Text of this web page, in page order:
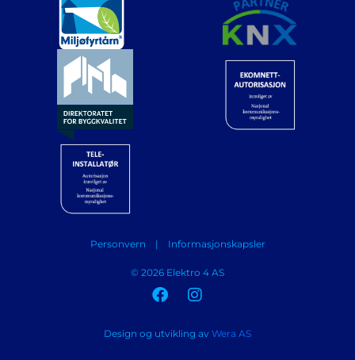
Personvern | Informasjonskapsler
© ​2026 Elektro 4 AS
Design og utvikling av Wera AS